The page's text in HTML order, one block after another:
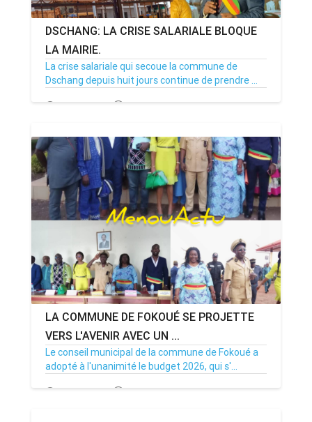
DSCHANG: LA CRISE SALARIALE BLOQUE
LA MAIRIE.
La crise salariale qui secoue la commune de
Dschang depuis huit jours continue de prendre ...
LA COMMUNE DE FOKOUÉ SE PROJETTE
VERS L'AVENIR AVEC UN ...
Le conseil municipal de la commune de Fokoué a
adopté à l'unanimité le budget 2026, qui s'...